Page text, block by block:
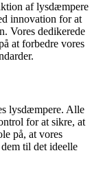
af lysdæmpere
innovation for at
Vores dedikerede
at forbedre vores
lysdæmpere. Alle
for at sikre, at
på, at vores
til det ideelle